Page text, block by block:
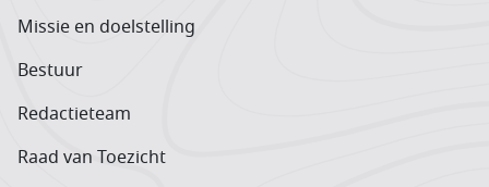
Missie en doelstelling
Bestuur
Redactieteam
Raad van Toezicht